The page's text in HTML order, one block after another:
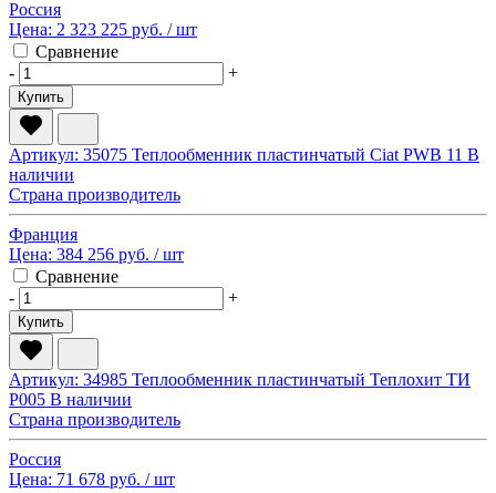
Россия
Цена: 2 323 225 руб. / шт
Сравнение
-
+
Купить
Артикул: 35075 Теплообменник пластинчатый Ciat PWB 11 В
наличии
Страна производитель
Франция
Цена: 384 256 руб. / шт
Сравнение
-
+
Купить
Артикул: 34985 Теплообменник пластинчатый Теплохит ТИ
P005 В наличии
Страна производитель
Россия
Цена: 71 678 руб. / шт